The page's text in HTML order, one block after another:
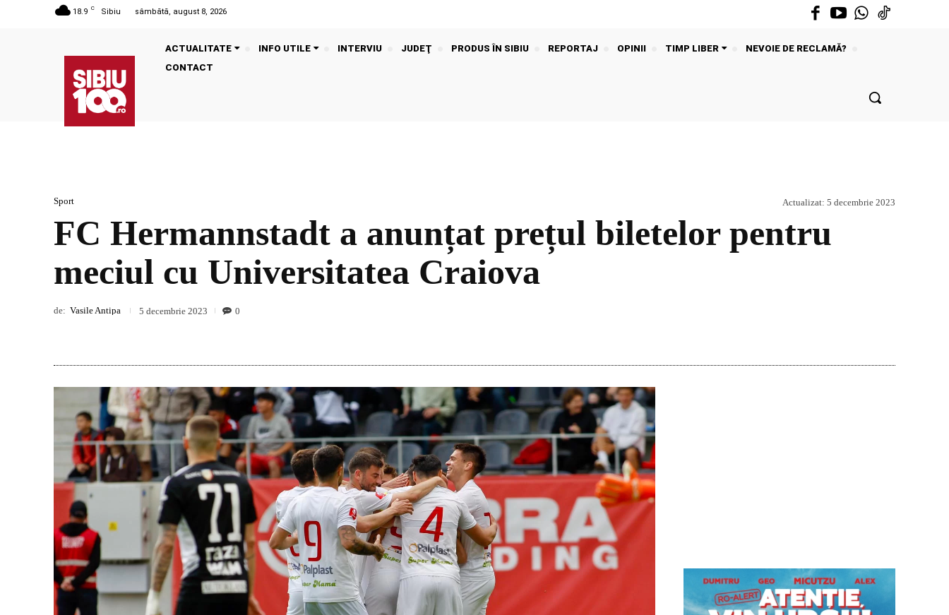
18.9 C Sibiu sâmbătă, august 8, 2026
ACTUALITATE INFO UTILE INTERVIU JUDEŢ PRODUS ÎN SIBIU REPORTAJ OPINII TIMP LIBER
NEVOIE DE RECLAMĂ?
CONTACT
Sport Actualizat: 5 decembrie 2023
FC Hermannstadt a anunțat prețul biletelor pentru
meciul cu Universitatea Craiova
de: Vasile Antipa 5 decembrie 2023 0